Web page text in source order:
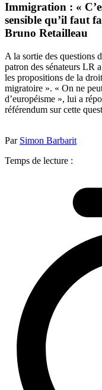
Immigration : «
sensible qu’il faut
Bruno Retailleau
A la sortie des questions
patron des sénateurs LR
les propositions de la
migratoire ». « On ne
d’européisme », lui a
référendum sur cette
Par Simon Barbarit
Temps de lecture :